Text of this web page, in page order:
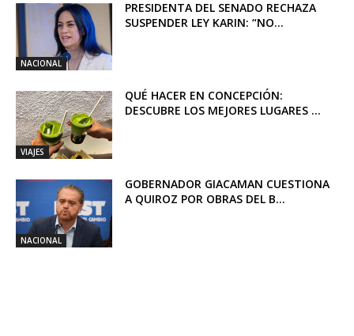
NACIONAL
PRESIDENTA DEL SENADO RECHAZA
SUSPENDER LEY KARIN: “NO...
VIAJES
QUÉ HACER EN CONCEPCIÓN:
DESCUBRE LOS MEJORES LUGARES ...
NACIONAL
GOBERNADOR GIACAMAN CUESTIONA
A QUIROZ POR OBRAS DEL B...